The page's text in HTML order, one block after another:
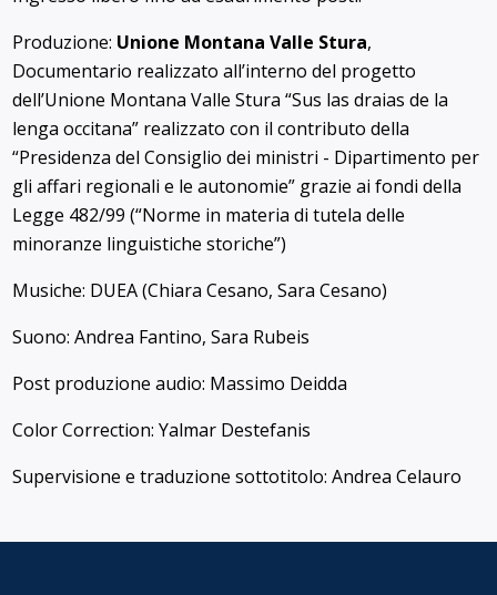
Produzione: Unione Montana Valle Stura,
Documentario realizzato all’interno del progetto
dell’Unione Montana Valle Stura “Sus las draias de la
lenga occitana” realizzato con il contributo della
“Presidenza del Consiglio dei ministri - Dipartimento per
gli affari regionali e le autonomie” grazie ai fondi della
Legge 482/99 (“Norme in materia di tutela delle
minoranze linguistiche storiche”)
Musiche: DUEA (Chiara Cesano, Sara Cesano)
Suono: Andrea Fantino, Sara Rubeis
Post produzione audio: Massimo Deidda
Color Correction: Yalmar Destefanis
Supervisione e traduzione sottotitolo: Andrea Celauro